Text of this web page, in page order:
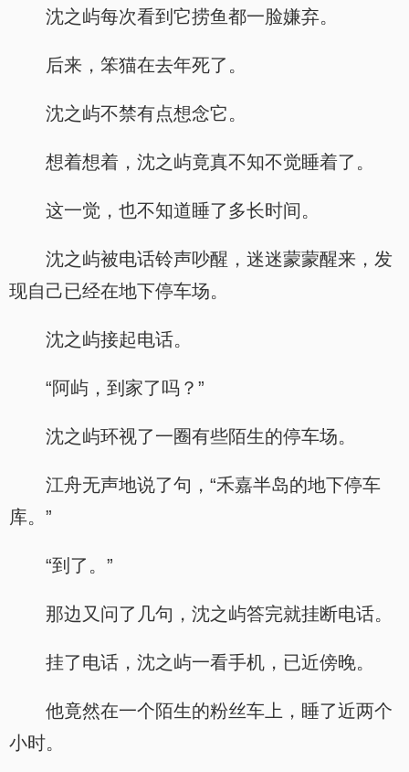
沈之屿每次看到它捞鱼都一脸嫌弃。
后来，笨猫在去年死了。
沈之屿不禁有点想念它。
想着想着，沈之屿竟真不知不觉睡着了。
这一觉，也不知道睡了多长时间。
沈之屿被电话铃声吵醒，迷迷蒙蒙醒来，发
现自己已经在地下停车场。
沈之屿接起电话。
“阿屿，到家了吗？”
沈之屿环视了一圈有些陌生的停车场。
江舟无声地说了句，“禾嘉半岛的地下停车
库。”
“到了。”
那边又问了几句，沈之屿答完就挂断电话。
挂了电话，沈之屿一看手机，已近傍晚。
他竟然在一个陌生的粉丝车上，睡了近两个
小时。